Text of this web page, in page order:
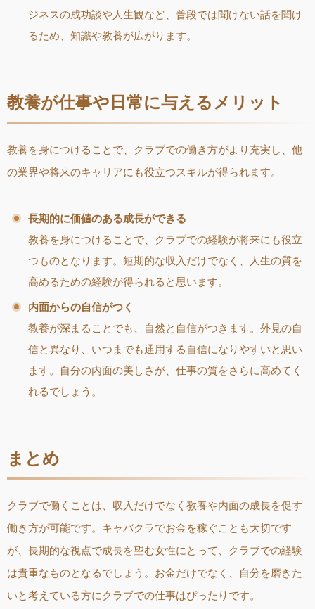
ジネスの成功談や人生観など、普段では聞けない話を聞け
るため、知識や教養が広がります。
教養が仕事や日常に与えるメリット
教養を身につけることで、クラブでの働き方がより充実し、他
の業界や将来のキャリアにも役立つスキルが得られます。
長期的に価値のある成長ができる
教養を身につけることで、クラブでの経験が将来にも役立
つものとなります。短期的な収入だけでなく、人生の質を
高めるための経験が得られると思います。
内面からの自信がつく
教養が深まることでも、自然と自信がつきます。外見の自
信と異なり、いつまでも通用する自信になりやすいと思い
ます。自分の内面の美しさが、仕事の質をさらに高めてく
れるでしょう。
まとめ
クラブで働くことは、収入だけでなく教養や内面の成長を促す
働き方が可能です。キャバクラでお金を稼ぐことも大切です
が、長期的な視点で成長を望む女性にとって、クラブでの経験
は貴重なものとなるでしょう。お金だけでなく、自分を磨きた
いと考えている方にクラブでの仕事はぴったりです。